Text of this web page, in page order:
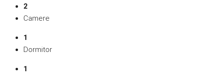
2
Camere
1
Dormitor
1